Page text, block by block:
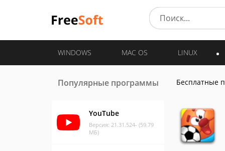
WINDOWS MAC OS LINUX
Популярные программы
YouTube
Версия: 21.31.524- (59.79
МБ)
Бесплатные